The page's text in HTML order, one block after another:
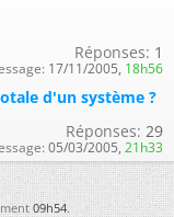
Réponses: 1
17/11/2005, 18h56
d'un système ?
Réponses: 29
05/03/2005, 21h33
09h54.